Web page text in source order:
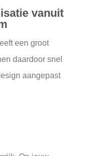
vanuit
een groot
daardoor snel
aangepast